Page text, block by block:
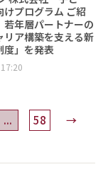
けプログラム ご紹
層パートナーの
リア構築を支える新
度」を発表
... 58 →